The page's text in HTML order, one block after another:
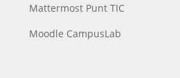
Mattermost Punt TIC
Moodle CampusLab